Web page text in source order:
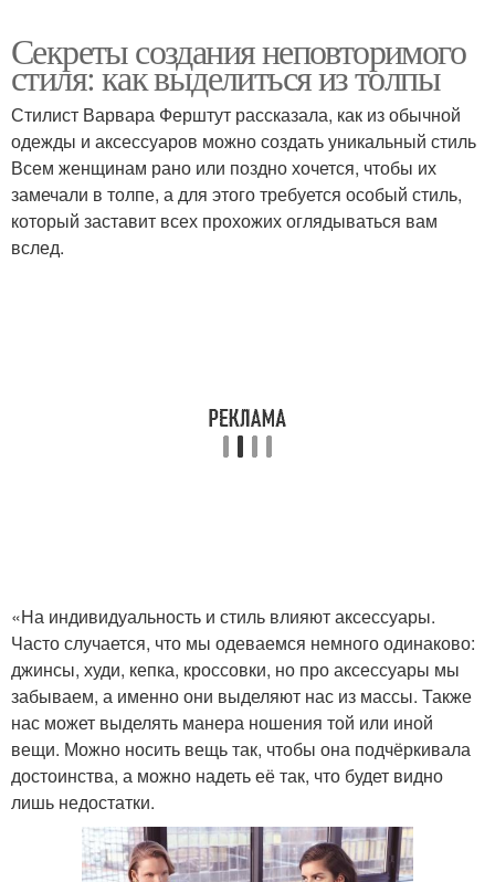
Секреты создания неповторимого
стиля: как выделиться из толпы
Стилист Варвара Ферштут рассказала, как из обычной
одежды и аксессуаров можно создать уникальный стиль
Всем женщинам рано или поздно хочется, чтобы их
замечали в толпе, а для этого требуется особый стиль,
который заставит всех прохожих оглядываться вам
вслед.
«На индивидуальность и стиль влияют аксессуары.
Часто случается, что мы одеваемся немного одинаково:
джинсы, худи, кепка, кроссовки, но про аксессуары мы
забываем, а именно они выделяют нас из массы. Также
нас может выделять манера ношения той или иной
вещи. Можно носить вещь так, чтобы она подчёркивала
достоинства, а можно надеть её так, что будет видно
лишь недостатки.